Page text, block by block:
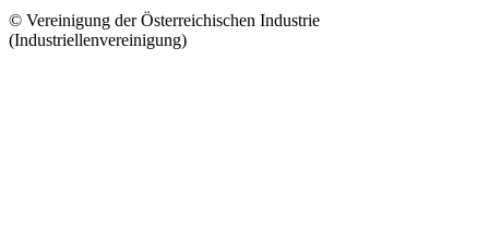
© Vereinigung der Österreichischen Industrie
(Industriellenvereinigung)